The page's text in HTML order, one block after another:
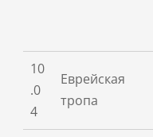
10
.0
4
Еврейская
тропа